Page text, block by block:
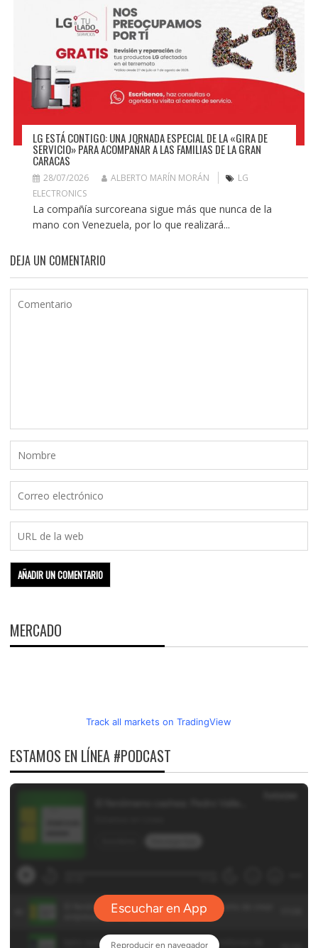
LG ESTÁ CONTIGO: UNA JORNADA ESPECIAL DE LA «GIRA DE
SERVICIO» PARA ACOMPAÑAR A LAS FAMILIAS DE LA GRAN
CARACAS
28/07/2026 ALBERTO MARÍN MORÁN
LG
ELECTRONICS
La compañía surcoreana sigue más que nunca de la
mano con Venezuela, por lo que realizará...
DEJA UN COMENTARIO
MERCADO
Track all markets on TradingView
ESTAMOS EN LÍNEA #PODCAST